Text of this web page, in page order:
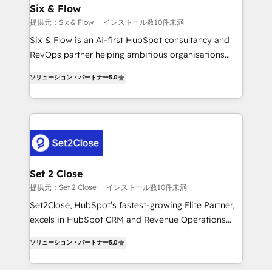
Certified
Empiezas a ver resultados antes de que termine el
mes. 🏆 HubSpot Partner of the Year 2022, máximo
reconocimiento del ecosistema. Elite Solutions
Partner, el nivel más alto. +700 clientes
Hospital ABC, Hogares Unión, Yves Rocher,
MacStore, Café Britt, Bella Piel, confiaron en
respuestas para empezar. Te ayudamos a identificar
el primer caso de uso que más impacto te dará.
días.
Six & Flow
提供元：Six & Flow インストール数10件未満
Six & Flow is an AI-first HubSpot consultancy and
RevOps partner helping ambitious organisations
Operating across the UK, Netherlands, Ireland, and
Canada, we’ve delivered thousands of successful
HubSpot projects for mid-market and enterprise
combine HubSpot, data, and AI to design connected
go-to-market systems that align people, process,
and technology for predictable, scalable revenue
growth. Our expertise spans RevOps, CRM and data
architecture, AI enablement, and strategic marketing,
delivered through our proprietary FLAIR framework
Partner and ISO 27001:2022 certified consultancy,
we blend strategy, creativity, and technology to help
ソリューション・パートナー5.0
Set 2 Close
提供元：Set 2 Close インストール数10件未満
Set2Close, HubSpot’s fastest-growing Elite Partner,
excels in HubSpot CRM and Revenue Operations
As a top HubSpot Elite Partner, we specialize in
custom HubSpot CRM solutions. Our experts design,
ソリューション・パートナー5.0